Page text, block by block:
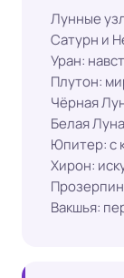
Лунные
Сатурн и
Уран:
Плутон:
Чёрная
Белая
Юпитер: с
Хирон:
Вакшья: